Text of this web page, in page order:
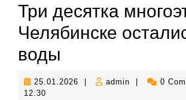
Три десятка
Челябинске
воды
25.01.2026 25.01.2026
admin admin 0
12:30